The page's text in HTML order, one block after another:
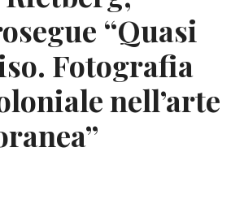
“Quasi
Fotografia
nell’arte